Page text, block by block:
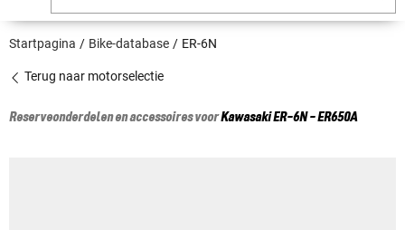
Startpagina Bike-database ER-6N
Terug naar motorselectie
Reserveonderdelen en accessoires voorKawasakiER-6N - ER650A